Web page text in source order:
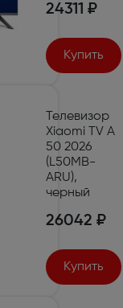
24311 ₽
Купить
Телевизор
Xiaomi TV A
50 2026
(L50MB-
ARU),
черный
26042 ₽
Купить